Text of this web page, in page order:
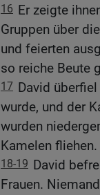
16 Er zeigte
Gruppen über
und feierten
so reiche Beute
17 David
wurde, und der
wurden
Kamelen fliehen.
18-19 David
Frauen.